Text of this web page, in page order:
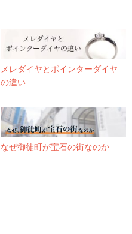
メレダイヤとポインターダイヤ
の違い
なぜ御徒町が宝石の街なのか